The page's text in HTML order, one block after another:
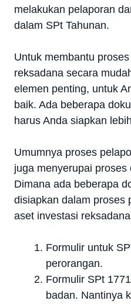
melakukan pelaporan
dalam SPt Tahunan.
Untuk membantu
reksadana secara
elemen penting, untuk
baik. Ada beberapa
harus Anda siapkan
Umumnya proses
juga menyerupai proses
Dimana ada beberapa
disiapkan dalam proses
aset investasi
Formulir untuk
perorangan.
Formulir SPt
badan. Nantinya